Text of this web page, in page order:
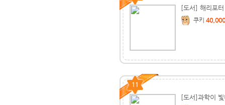
[도서] 해리포
쿠키 40,000
11
[도서]과학이